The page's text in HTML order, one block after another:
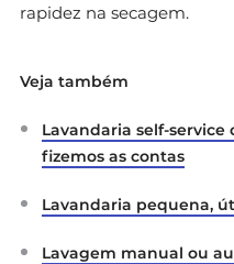
rapidez na secagem.
Veja também
Lavandaria self-service
fizemos as contas
Lavandaria pequena,
Lavagem manual ou